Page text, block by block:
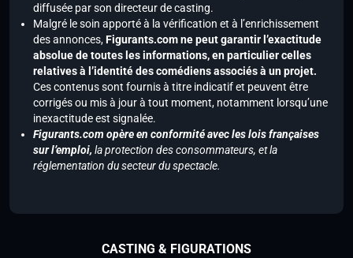
diffusée par son directeur de casting.
Malgré le soin apporté à la vérification et à l’enrichissement
des annonces,Figurants.com ne peut garantir l’exactitude
absolue de toutes les informations, en particulier celles
relatives à l’identité des comédiens associés à un projet.
Ces contenus sont fournis à titre indicatif et peuvent être
corrigés ou mis à jour à tout moment, notamment lorsqu’une
inexactitude est signalée.
Figurants.com opère en conformité avec les lois françaises
sur l’emploi, la protection des consommateurs, et la
réglementation du secteur du spectacle.
CASTING & FIGURATIONS